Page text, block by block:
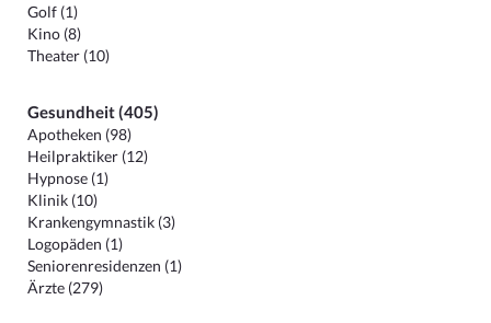
Golf (1)
Kino (8)
Theater (10)
Gesundheit (405)
Apotheken (98)
Heilpraktiker (12)
Hypnose (1)
Klinik (10)
Krankengymnastik (3)
Logopäden (1)
Seniorenresidenzen (1)
Ärzte (279)